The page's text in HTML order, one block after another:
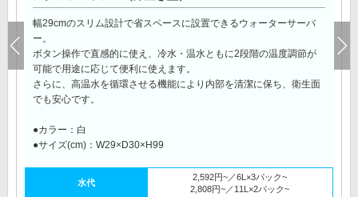
幅29cmのスリム設計で省スペースに設置できるウォーターサーバ
ー。
ボタン操作で直感的に使え、冷水・温水ともに2段階の温度調節が
可能で用途に応じて便利に使えます。
さらに、高温水を循環させる機能により内部を清潔に保ち、衛生面
でも安心です。
●カラー：白
●サイズ(cm)：W29×D30×H99
水代
2,592円~／6L×3パック~
2,808円~／11L×2パック~